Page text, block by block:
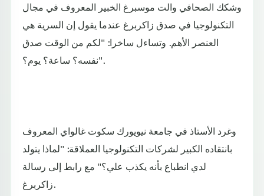
وشكك الصحافي والت موسبرغ الخبير المعروف في مجال
التكنولوجيا في صدق زاكربرغ عندما يقول إن السرية هي
العنصر الأهم. وتساءل ساخرا: "لكم من الوقت صدق
نفسه؟ ساعة؟ يوم؟".
وغرد الأستاذ في جامعة نيويورك سكوت غالواي المعروف
بانتقاده الكبير لشركات التكنولوجيا العملاقة: "لماذا يتولد
لدي انطباع بأنه يكذب علي؟" مع رابط إلى رسالة
زاكربرغ.